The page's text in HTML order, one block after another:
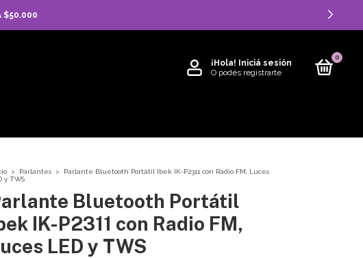
$50.000
¡Hola!
Iniciá sesión
O podés registrarte
0
> Parlantes >
Parlante Bluetooth Portátil Ibek IK-P2311 con Radio FM, Luces
y TWS
Bluetooth Portátil
IK-P2311 con Radio FM,
LED y TWS